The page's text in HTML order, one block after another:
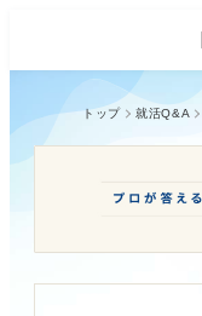
トップ 就活Q&A